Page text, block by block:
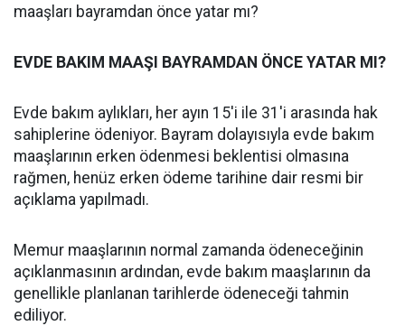
maaşları bayramdan önce yatar mı?
EVDE BAKIM MAAŞI BAYRAMDAN ÖNCE YATAR MI?
Evde bakım aylıkları, her ayın 15'i ile 31'i arasında hak
sahiplerine ödeniyor. Bayram dolayısıyla evde bakım
maaşlarının erken ödenmesi beklentisi olmasına
rağmen, henüz erken ödeme tarihine dair resmi bir
açıklama yapılmadı.
Memur maaşlarının normal zamanda ödeneceğinin
açıklanmasının ardından, evde bakım maaşlarının da
genellikle planlanan tarihlerde ödeneceği tahmin
ediliyor.